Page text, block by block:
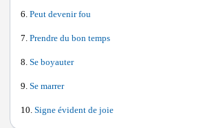
Peut devenir fou
Prendre du bon temps
Se boyauter
Se marrer
Signe évident de joie